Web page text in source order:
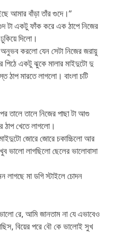
আমার বাঁড়া তাঁর গুদে।”
টা একটু ফাঁক করে এক ঠাপে নিজের
দিলো।
করলো যেন সেটা নিজের জরায়ু
পিঠে একটু ঝুকে মালার মাইদুটো দু
ঠাপ মারতে লাগলো। বাংলা চটি
তালে তালে নিজের পাছা টা আগু
ঠাপ খেতে লাগলো।
জোরে জোরে চকাচ্চিলো আর
ভালো লাগছিলো ছেলের ভালোবাসা
লাগছে মা ডগি স্টাইলে চোদন
রে, আমি জানতাম না যে এভাবেও
বিয়ের পরে বৌ কে ভালোই সুখ